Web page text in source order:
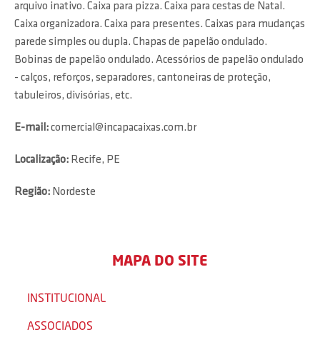
arquivo inativo. Caixa para pizza. Caixa para cestas de Natal.
Caixa organizadora. Caixa para presentes. Caixas para mudanças
parede simples ou dupla. Chapas de papelão ondulado.
Bobinas de papelão ondulado. Acessórios de papelão ondulado
- calços, reforços, separadores, cantoneiras de proteção,
tabuleiros, divisórias, etc.
E-mail:comercial@incapacaixas.com.br
Localização: Recife, PE
Região: Nordeste
MAPA DO SITE
INSTITUCIONAL
ASSOCIADOS